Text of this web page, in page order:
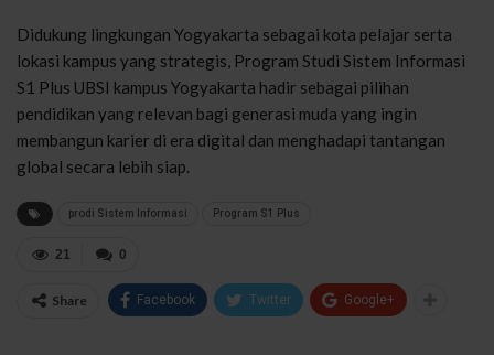
Didukung lingkungan Yogyakarta sebagai kota pelajar serta
lokasi kampus yang strategis, Program Studi Sistem Informasi
S1 Plus UBSI kampus Yogyakarta hadir sebagai pilihan
pendidikan yang relevan bagi generasi muda yang ingin
membangun karier di era digital dan menghadapi tantangan
global secara lebih siap.
prodi Sistem Informasi Program S1 Plus
0
21
Share Facebook Twitter Google+